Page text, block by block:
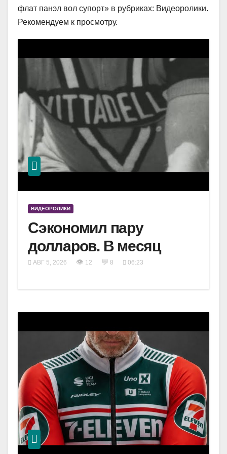
флат панэл вол супорт» в рубриках: Видеоролики.
Рекомендуем к просмотру.
ВИДЕОРОЛИКИ
Сэкономил пару
долларов. В месяц
АВГ 5, 2026 👁 12 💬 8 06:23